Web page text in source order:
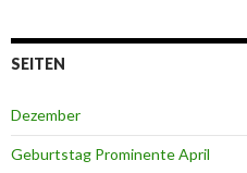
SEITEN
Dezember
Geburtstag Prominente April